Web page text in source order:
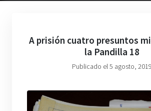
A prisión cuatro presuntos
la Pandilla 18
Publicado el 5 agosto, 2019